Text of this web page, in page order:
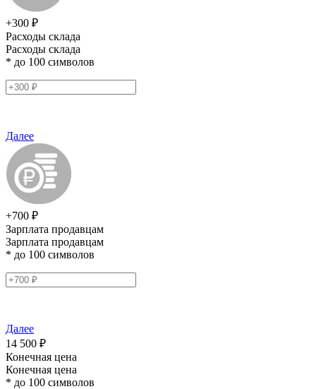
+300 ₽
Расходы склада
Расходы склада
* до 100 символов
Далее
+700 ₽
Зарплата продавцам
Зарплата продавцам
* до 100 символов
Далее
14 500 ₽
Конечная цена
Конечная цена
* до 100 символов